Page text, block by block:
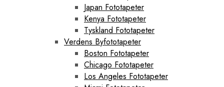
Japan Fototapeter
Kenya Fototapeter
Tyskland Fototapeter
Verdens Byfototapeter
Boston Fototapeter
Chicago Fototapeter
Los Angeles Fototapeter